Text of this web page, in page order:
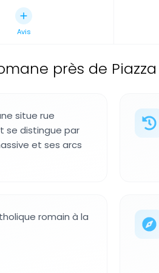
Avis
près de
situe rue
se distingue par
et ses arcs
romain à la